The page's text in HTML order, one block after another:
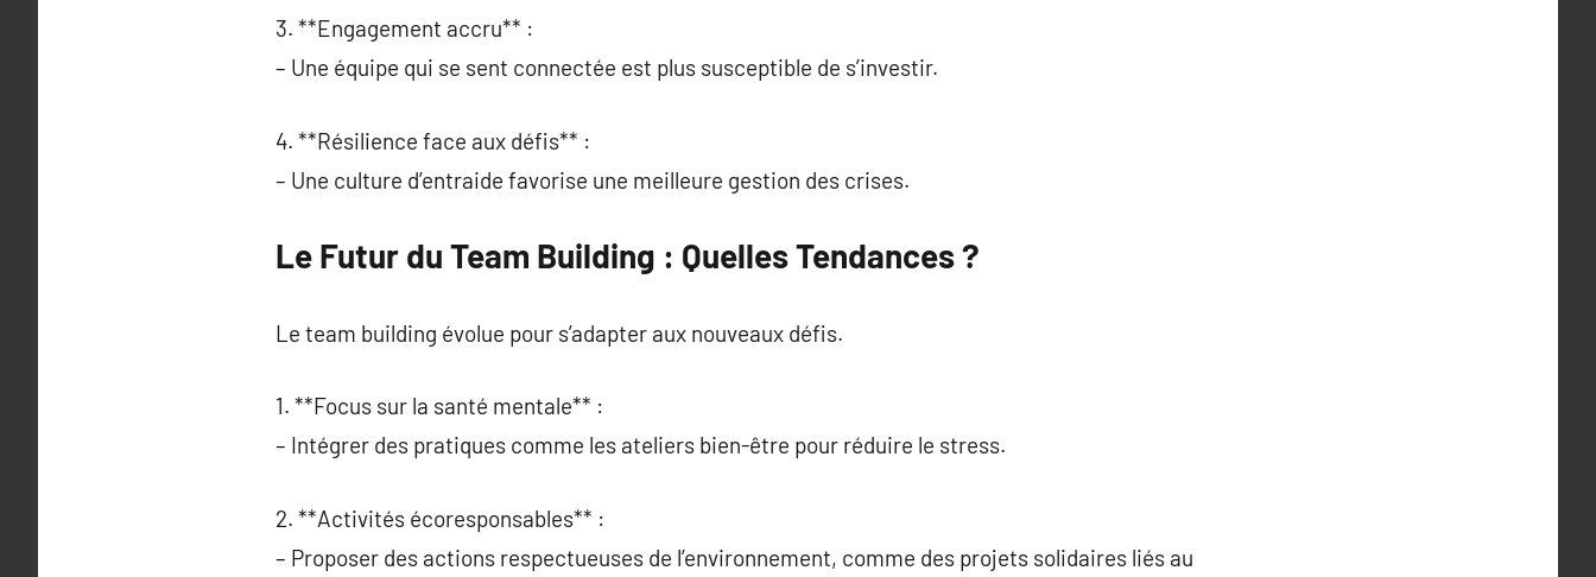
3. **Engagement accru** :
– Une équipe qui se sent connectée est plus susceptible de s’investir.
4. **Résilience face aux défis** :
– Une culture d’entraide favorise une meilleure gestion des crises.
Le Futur du Team Building : Quelles Tendances ?
Le team building évolue pour s’adapter aux nouveaux défis.
1. **Focus sur la santé mentale** :
– Intégrer des pratiques comme les ateliers bien-être pour réduire le stress.
2. **Activités écoresponsables** :
– Proposer des actions respectueuses de l’environnement, comme des projets solidaires liés au